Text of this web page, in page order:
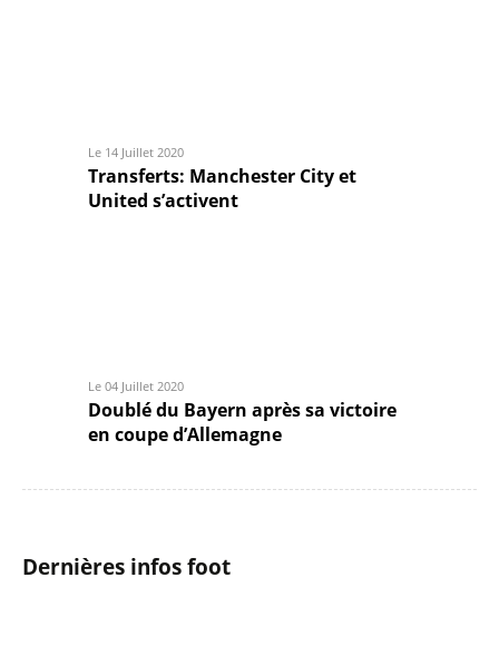
Le 14 Juillet 2020
Transferts: Manchester City et
United s’activent
Le 04 Juillet 2020
Doublé du Bayern après sa victoire
en coupe d’Allemagne
Dernières infos foot